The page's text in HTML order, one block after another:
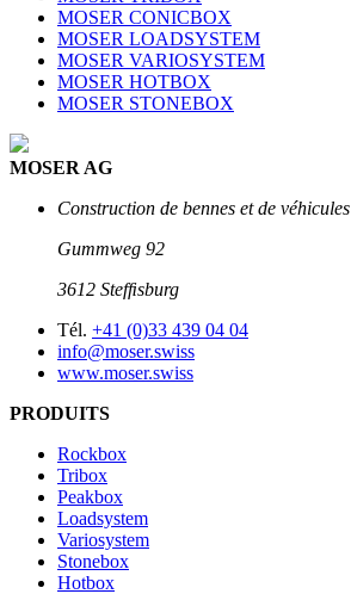
MOSER CONICBOX
MOSER LOADSYSTEM
MOSER VARIOSYSTEM
MOSER HOTBOX
MOSER STONEBOX
MOSER AG
Construction de bennes et de véhicules
Gummweg 92
3612 Stefﬁsburg
Tél. +41 (0)33 439 04 04
info@moser.swiss
www.moser.swiss
PRODUITS
Rockbox
Tribox
Peakbox
Loadsystem
Variosystem
Stonebox
Hotbox